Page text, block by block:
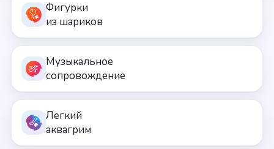
Фигурки
из шариков
Музыкальное
сопровождение
Легкий
аквагрим